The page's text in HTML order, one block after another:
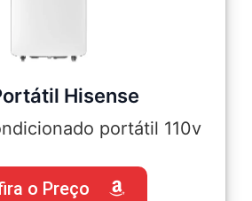
Hisense
portátil 110v
o Preço